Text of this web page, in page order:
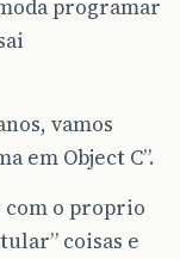
programar
vamos
em Object C”.
com o proprio
coisas e